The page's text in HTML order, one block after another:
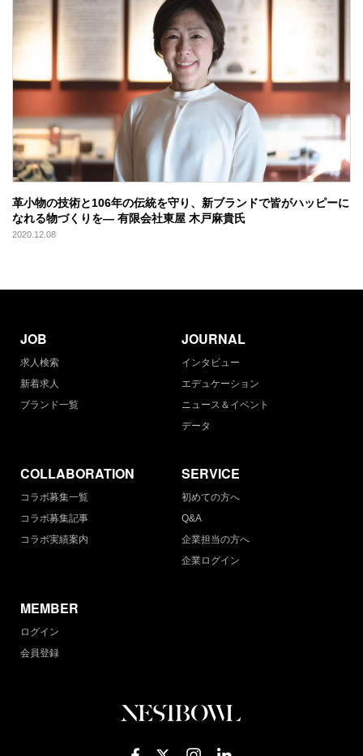
革小物の技術と106年の伝統を守り、新ブランドで皆がハッピーに
なれる物づくりを― 有限会社東屋 木戸麻貴氏
2020.12.08
JOB
求人検索
新着求人
ブランド一覧
JOURNAL
インタビュー
エデュケーション
ニュース＆イベント
データ
COLLABORATION
コラボ募集一覧
コラボ募集記事
コラボ実績案内
SERVICE
初めての方へ
Q&A
企業担当の方へ
企業ログイン
MEMBER
ログイン
会員登録